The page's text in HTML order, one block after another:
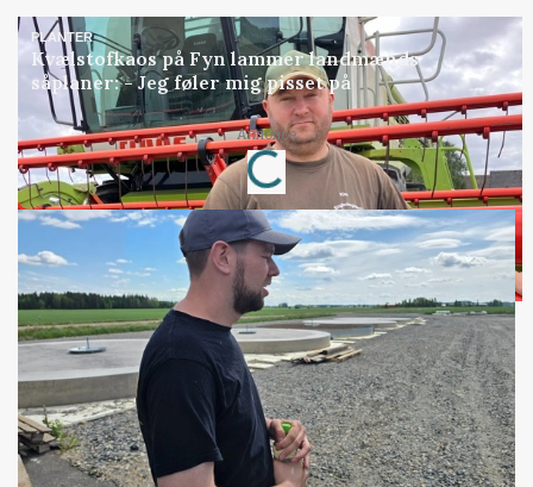
PLANTER
Kvælstofkaos på Fyn lammer landmænds
såplaner: - Jeg føler mig pisset på
Annonce
Loading...